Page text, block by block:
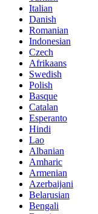
Italian
Danish
Romanian
Indonesian
Czech
Afrikaans
Swedish
Polish
Basque
Catalan
Esperanto
Hindi
Lao
Albanian
Amharic
Armenian
Azerbaijani
Belarusian
Bengali